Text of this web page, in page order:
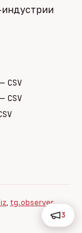
3
CSV
CSV
, tg.observer,